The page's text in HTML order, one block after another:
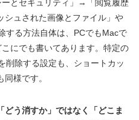
とセキュリティ」→「閲覧履歴
シュされた画像とファイル」や
する方法自体は、PCでもMacで
にでも書いてあります。特定の
削除する設定も、ショートカッ
様です。
どう消すか」ではなく「どこま